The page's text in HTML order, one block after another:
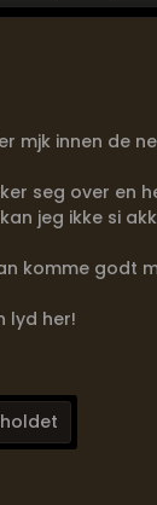
mjk innen de
seg over en
jeg ikke si
komme godt
lyd her!